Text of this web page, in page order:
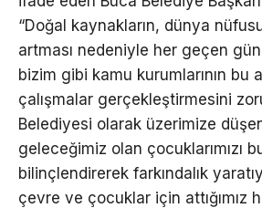
“Doğal kaynakların, dünya
artması nedeniyle her geçen
bizim gibi kamu kurumlarının bu
çalışmalar gerçekleştirmesini
Belediyesi olarak üzerimize
geleceğimiz olan çocuklarımızı
bilinçlendirerek farkındalık
çevre ve çocuklar için attığımız